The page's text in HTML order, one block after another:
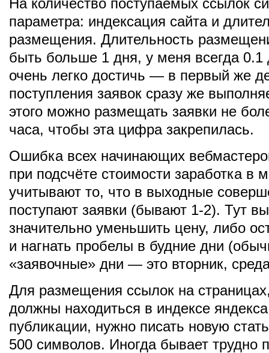
На количество поступаемых ссылок
параметра: индексация сайта и
размещения. Длительность
быть больше 1 дня, у меня всегда 0.1
очень легко достичь — в первый же
поступления заявок сразу же
этого можно размещать заявки не
часа, чтобы эта цифра закрепилась.
Ошибка всех начинающих
при подсчёте стоимости заработка в
учитывают то, что в выходные
поступают заявки (бывают 1-2). Тут
значительно уменьшить цену, либо
и нагнать пробелы в будние дни
«заявочные» дни — это вторник,
Для размещения ссылок на
должны находиться в индексе
публикации, нужно писать новую
500 символов. Иногда бывает трудно